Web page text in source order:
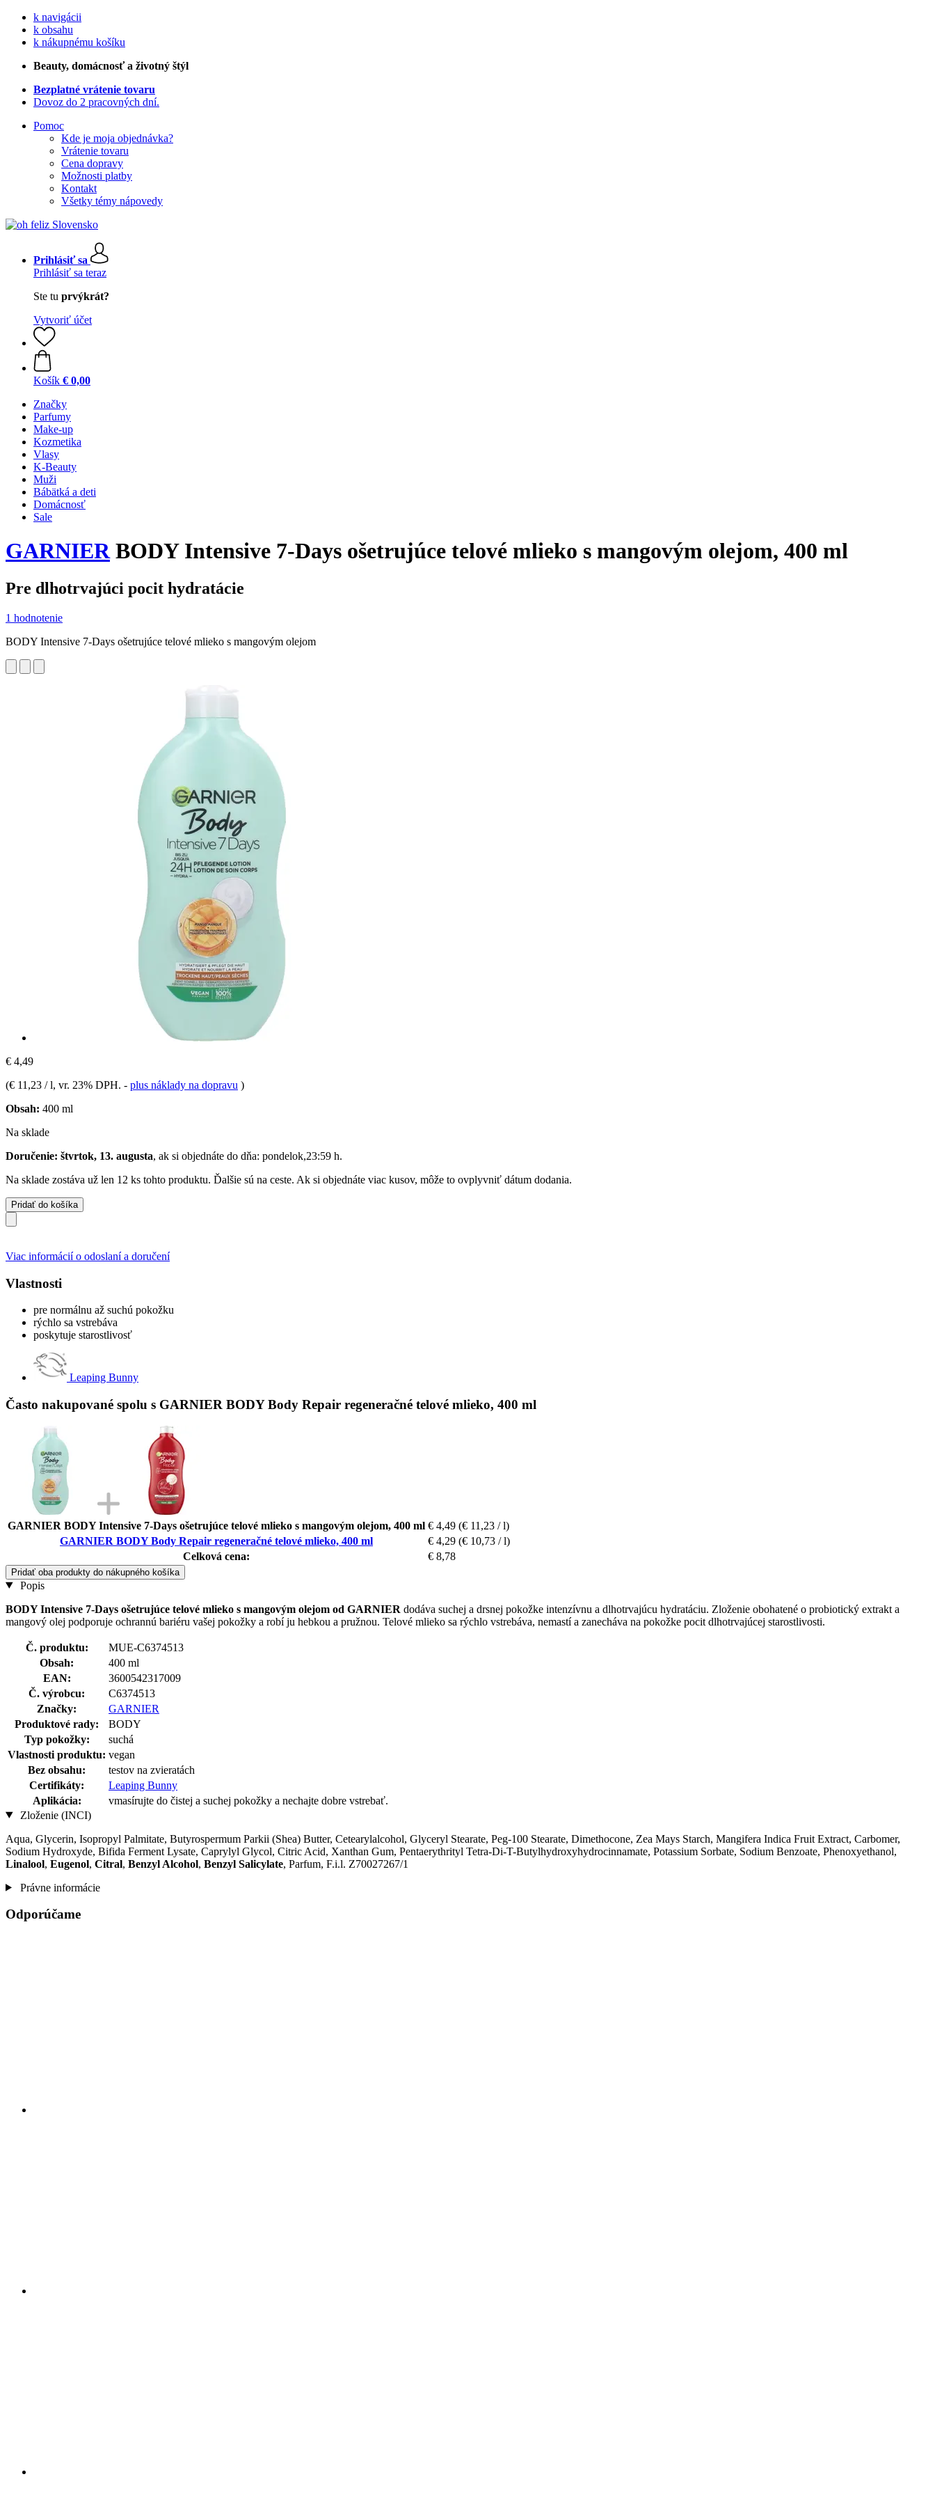
k navigácii
k obsahu
k nákupnému košíku
Beauty, domácnosť a životný štýl
Bezplatné vrátenie tovaru
Dovoz do 2 pracovných dní.
Pomoc
Kde je moja objednávka?
Vrátenie tovaru
Cena dopravy
Možnosti platby
Kontakt
Všetky témy nápovedy
Prihlásiť sa
Prihlásiť sa teraz
Ste tu prvýkrát?
Vytvoriť účet
Košík € 0,00
Značky
Parfumy
Make-up
Kozmetika
Vlasy
K-Beauty
Muži
Bábätká a deti
Domácnosť
Sale
GARNIERBODY Intensive 7-Days ošetrujúce telové mlieko s mangovým olejom, 400 ml
Pre dlhotrvajúci pocit hydratácie
1 hodnotenie
BODY Intensive 7-Days ošetrujúce telové mlieko s mangovým olejom
€ 4,49
(€ 11,23 / l, vr. 23% DPH. - plus náklady na dopravu )
Obsah: 400 ml
Na sklade
Doručenie: štvrtok, 13. augusta, ak si objednáte do dňa: pondelok,23:59 h.
Na sklade zostáva už len 12 ks tohto produktu. Ďalšie sú na ceste. Ak si objednáte viac kusov, môže to ovplyvniť dátum dodania.
Pridať do košíka
Viac informácií o odoslaní a doručení
Vlastnosti
pre normálnu až suchú pokožku
rýchlo sa vstrebáva
poskytuje starostlivosť
Leaping Bunny
Často nakupované spolu s GARNIER BODY Body Repair regeneračné telové mlieko, 400 ml
GARNIER BODY Intensive 7-Days ošetrujúce telové mlieko s mangovým olejom, 400 ml € 4,49 (€ 11,23 / l)
GARNIER BODY Body Repair regeneračné telové mlieko, 400 ml
€ 4,29 (€ 10,73 / l)
Celková cena:
€ 8,78
Pridať oba produkty do nákupného košíka
Popis
BODY Intensive 7-Days ošetrujúce telové mlieko s mangovým olejom od GARNIER dodáva suchej a drsnej pokožke intenzívnu a dlhotrvajúcu hydratáciu. Zloženie obohatené o probiotický extrakt a
mangový olej podporuje ochrannú bariéru vašej pokožky a robí ju hebkou a pružnou. Telové mlieko sa rýchlo vstrebáva, nemastí a zanecháva na pokožke pocit dlhotrvajúcej starostlivosti.
Č. produktu:
MUE-C6374513
Obsah:
400 ml
EAN:
3600542317009
Č. výrobcu:
C6374513
Značky:
GARNIER
Produktové rady:
BODY
Typ pokožky:
suchá
Vlastnosti produktu: vegan
Bez obsahu:
testov na zvieratách
Certifikáty:
Leaping Bunny
Aplikácia:
vmasírujte do čistej a suchej pokožky a nechajte dobre vstrebať.
Zloženie (INCI)
Aqua, Glycerin, Isopropyl Palmitate, Butyrospermum Parkii (Shea) Butter, Cetearylalcohol, Glyceryl Stearate, Peg-100 Stearate, Dimethocone, Zea Mays Starch, Mangifera Indica Fruit Extract, Carbomer,
Sodium Hydroxyde, Bifida Ferment Lysate, Caprylyl Glycol, Citric Acid, Xanthan Gum, Pentaerythrityl Tetra-Di-T-Butylhydroxyhydrocinnamate, Potassium Sorbate, Sodium Benzoate, Phenoxyethanol,
Linalool, Eugenol, Citral, Benzyl Alcohol, Benzyl Salicylate, Parfum, F.i.l. Z70027267/1
Právne informácie
Odporúčame